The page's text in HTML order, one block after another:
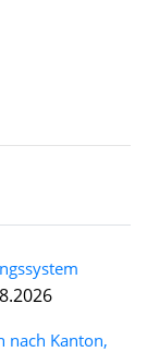
nach Kanton,